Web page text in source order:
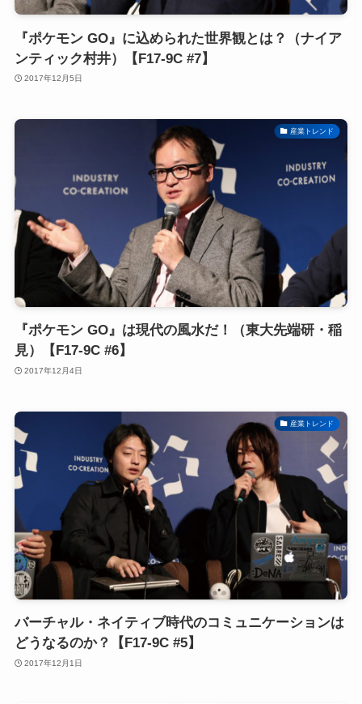
『ポケモン GO』に込められた世界観とは？（ナイア
ンティック村井）【F17-9C #7】
2017年12月5日
産業トレンド
『ポケモン GO』は現代の風水だ！（東大先端研・稲
見）【F17-9C #6】
2017年12月4日
産業トレンド
バーチャル・ネイティブ時代のコミュニケーションは
どうなるのか？【F17-9C #5】
2017年12月1日